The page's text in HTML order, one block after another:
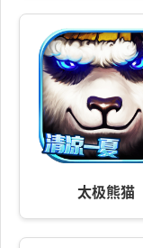
太极熊猫